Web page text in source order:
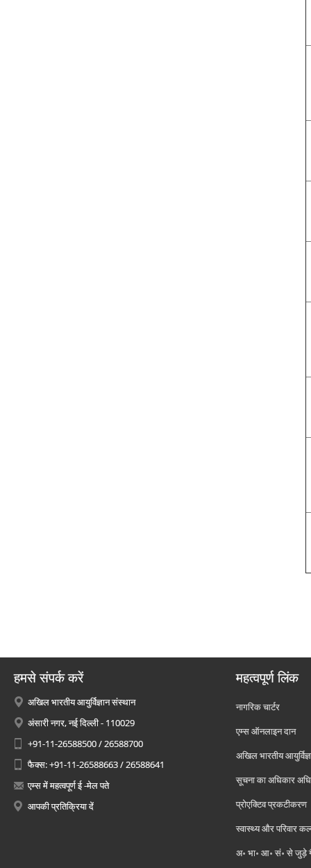
हमसे संपर्क करें
अखिल भारतीय आयुर्विज्ञान संस्थान
अंसारी नगर, नई दिल्ली - 110029
+91-11-26588500 / 26588700
फैक्स: +91-11-26588663 / 26588641
एम्स में महत्वपूर्ण ई -मेल पते
आपकी प्रतिक्रिया दें
महत्वपूर्ण लिंक
नागरिक चार्टर
एम्स ऑनलाइन दान
अखिल भारतीय
सूचना का अधिकार
प्रोएक्टिव प्रकटीकरण
स्वास्थ्य और परिवार
अ॰ भा॰ आ॰ सं॰ से जुड़े